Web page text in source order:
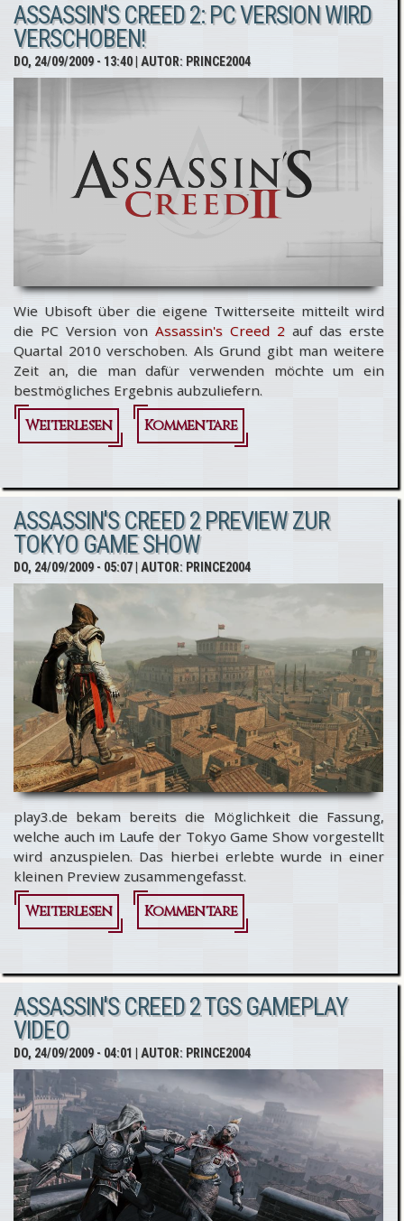
Creed 2
Preview
ASSASSIN'S CREED 2: PC VERSION WIRD
VERSCHOBEN!
DO, 24/09/2009 - 13:40| AUTOR: PRINCE2004
Wie Ubisoft über die eigene Twitterseite mitteilt wird
die PC Version von Assassin's Creed 2auf das erste
Quartal 2010 verschoben. Als Grund gibt man weitere
Zeit an, die man dafür verwenden möchte um ein
bestmögliches Ergebnis aubzuliefern.
Weiterlesen
über
Creed 2: PC
Version
wird
verschoben!
Kommentare
ASSASSIN'S CREED 2 PREVIEW ZUR
TOKYO GAME SHOW
DO, 24/09/2009 - 05:07| AUTOR: PRINCE2004
play3.de bekam bereits die Möglichkeit die Fassung,
welche auch im Laufe der Tokyo Game Show vorgestellt
wird anzuspielen. Das hierbei erlebte wurde in einer
kleinen Preview zusammengefasst.
Weiterlesen
über
Creed 2
Preview
Tokyo
Game
Show
Kommentare
ASSASSIN'S CREED 2 TGS GAMEPLAY
VIDEO
DO, 24/09/2009 - 04:01 | AUTOR: PRINCE2004